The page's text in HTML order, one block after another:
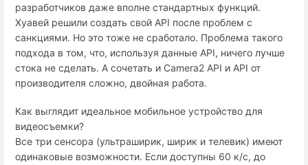
разработчиков даже вполне стандартных функций.
Хуавей решили создать свой API после проблем с
санкциями. Но это тоже не сработало. Проблема такого
подхода в том, что, используя данные API, ничего лучше
стока не сделать. А сочетать и Camera2 API и API от
производителя сложно, двойная работа.
Как выглядит идеальное мобильное устройство для
видеосъемки?
Все три сенсора (ультраширик, ширик и телевик) имеют
одинаковые возможности. Если доступны 60 к/с, до